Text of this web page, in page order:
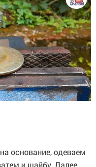
основание, одеваем
и шайбу. Далее